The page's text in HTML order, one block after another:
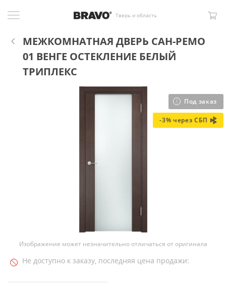
Тверь и область
МЕЖКОМНАТНАЯ ДВЕРЬ САН-РЕМО
01 ВЕНГЕ ОСТЕКЛЕНИЕ БЕЛЫЙ
ТРИПЛЕКС
Под заказ
-3% через СБП
Изображение может незначительно отличаться от оригинала
Не доступно к заказу, последняя цена продажи: